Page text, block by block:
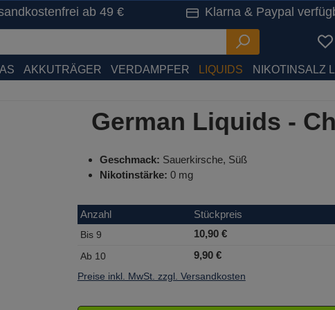
ab 49 € Klarna & Paypal
AKKUTRÄGER VERDAMPFER LIQUIDS NIKOTINSALZ
German Liquids -
Geschmack: Sauerkirsche, Süß
Nikotinstärke: 0 mg
Anzahl Stückpreis
Bis 9 10,90 €
Ab 10 9,90 €
Preise inkl. MwSt. zzgl. Versandkosten